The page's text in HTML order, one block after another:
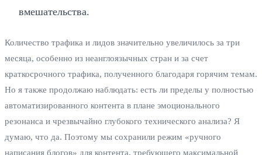
вмешательства.
Количество трафика и лидов значительно увеличилось за три
месяца, особенно из неанглоязычных стран и за счет
краткосрочного трафика, полученного благодаря горячим темам.
Но я также продолжаю наблюдать: есть ли пределы у полностью
автоматизированного контента в плане эмоционального
резонанса и чрезвычайно глубокого технического анализа? Я
думаю, что да. Поэтому мы сохранили режим «ручного
написания блогов» для контента, требующего максимальной